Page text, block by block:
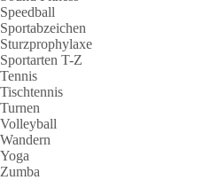
Speedball
Sportabzeichen
Sturzprophylaxe
Sportarten T-Z
Tennis
Tischtennis
Turnen
Volleyball
Wandern
Yoga
Zumba